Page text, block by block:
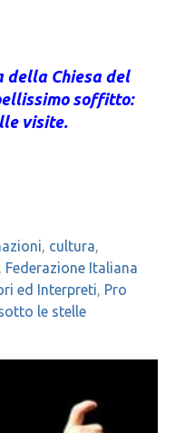
Chiesa del
soffitto:
visite.
, cultura,
, Federazione Italiana
ed Interpreti, Pro
le stelle